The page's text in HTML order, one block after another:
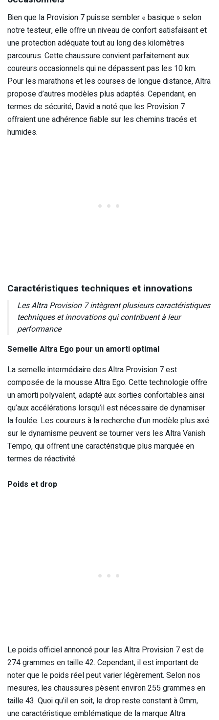
Bien que la Provision 7 puisse sembler « basique » selon
notre testeur, elle offre un niveau de confort satisfaisant et
une protection adéquate tout au long des kilomètres
parcourus. Cette chaussure convient parfaitement aux
coureurs occasionnels qui ne dépassent pas les 10 km.
Pour les marathons et les courses de longue distance, Altra
propose d’autres modèles plus adaptés. Cependant, en
termes de sécurité, David a noté que les Provision 7
offraient une adhérence fiable sur les chemins tracés et
humides.
Caractéristiques techniques et innovations
Les Altra Provision 7 intègrent plusieurs caractéristiques
techniques et innovations qui contribuent à leur
performance
Semelle Altra Ego pour un amorti optimal
La semelle intermédiaire des Altra Provision 7 est
composée de la mousse Altra Ego. Cette technologie offre
un amorti polyvalent, adapté aux sorties confortables ainsi
qu’aux accélérations lorsqu’il est nécessaire de dynamiser
la foulée. Les coureurs à la recherche d’un modèle plus axé
sur le dynamisme peuvent se tourner vers les Altra Vanish
Tempo, qui offrent une caractéristique plus marquée en
termes de réactivité.
Poids et drop
Le poids officiel annoncé pour les Altra Provision 7 est de
274 grammes en taille 42. Cependant, il est important de
noter que le poids réel peut varier légèrement. Selon nos
mesures, les chaussures pèsent environ 255 grammes en
taille 43. Quoi qu’il en soit, le drop reste constant à 0mm,
une caractéristique emblématique de la marque Altra.